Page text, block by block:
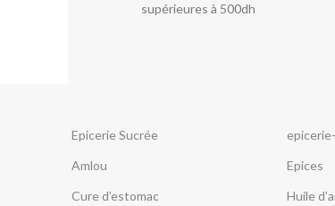
supérieures à 500dh
Epicerie Sucrée
Amlou
Cure d’estomac
Epices
Huile